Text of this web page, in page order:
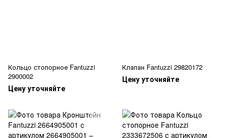
Кольцо стопорное Fantuzzi
2900002
Цену уточняйте
Клапан Fantuzzi 29820172
Цену уточняйте